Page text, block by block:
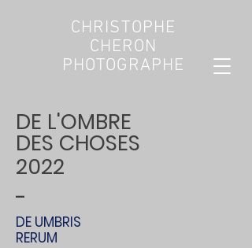
CHRISTOPHE
CHERON
PHOTOGRAPHE
DE L'OMBRE
DES CHOSES
2022
-
DE UMBRIS
RERUM